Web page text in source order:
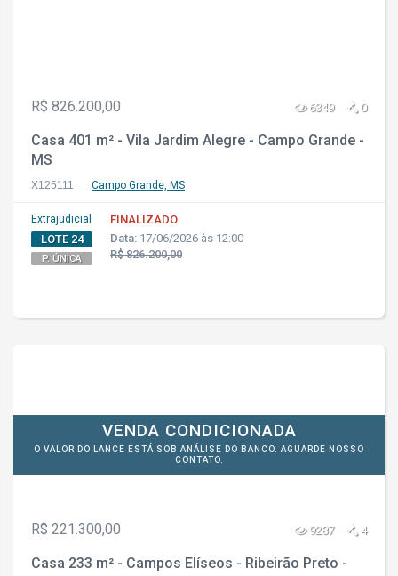
R$ 826.200,00 6349 0
Casa 401 m² - Vila Jardim Alegre - Campo Grande -
MS
X125111 Campo Grande, MS
Extrajudicial
LOTE 24
P. ÚNICA
FINALIZADO
Data:17/06/2026 às 12:00
R$ 826.200,00
VENDA CONDICIONADA
O VALOR DO LANCE ESTÁ SOB ANÁLISE DO BANCO. AGUARDE NOSSO
CONTATO.
R$ 221.300,00 9287 4
Casa 233 m² - Campos Elíseos - Ribeirão Preto -